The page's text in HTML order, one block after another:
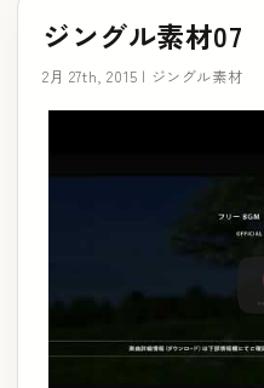
ジングル素材07
2月 27th, 2015 | ジングル素材